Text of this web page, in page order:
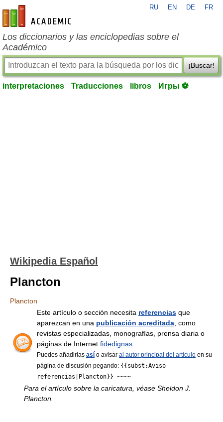
es-academic.com
RU EN DE FR
Los diccionarios y las enciclopedias sobre el
Académico
¡Buscar!
interpretaciones Traducciones libros Игры ⚽
Wikipedia Español
Plancton
Plancton
Este artículo o sección necesita referencias que
aparezcan en una publicación acreditada , como
revistas especializadas, monografías, prensa diaria o
páginas de Internet fidedignas
Puedes añadirlas así o avisar al autor principal del artículo en su
página de discusión pegando: {{subst:Aviso
referencias|Plancton}} ~~~~
Para el artículo sobre la caricatura, véase Sheldon J.
Plancton.